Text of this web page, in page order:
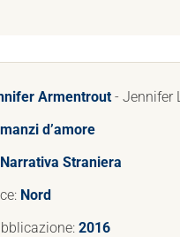
Armentrout- Jennifer
d’amore
Narrativa Straniera
Nord
2016